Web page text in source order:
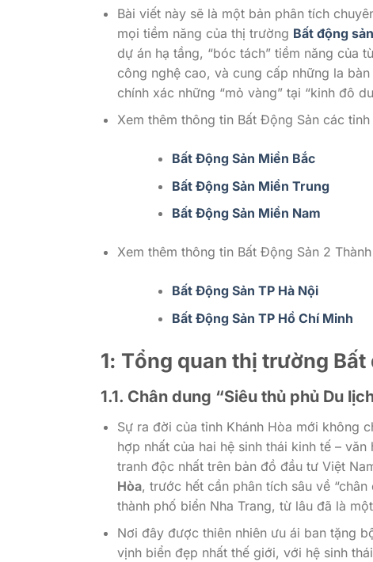
Bài viết này sẽ là một bản phân tích
mọi tiềm năng của thị trường Bất động
dự án hạ tầng, “bóc tách” tiềm năng của
công nghệ cao, và cung cấp những la
chính xác những “mỏ vàng” tại “kinh đô
Xem thêm thông tin Bất Động Sản các
Bất Động Sản Miền Bắc
Bất Động Sản Miền Trung
Bất Động Sản Miền Nam
Xem thêm thông tin Bất Động Sản 2
Bất Động Sản TP Hà Nội
Bất Động Sản TP Hồ Chí Minh
1: Tổng quan thị trường
1.1. Chân dung “Siêu thủ phủ Du
Sự ra đời của tỉnh Khánh Hòa mới không
hợp nhất của hai hệ sinh thái kinh tế –
tranh độc nhất trên bản đồ đầu tư Việt
Hòa, trước hết cần phân tích sâu về
thành phố biển Nha Trang, từ lâu đã là
Nơi đây được thiên nhiên ưu ái ban tặng
vịnh biển đẹp nhất thế giới, với hệ sinh